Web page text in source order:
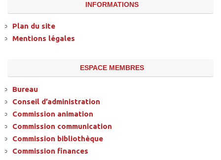
INFORMATIONS
Plan du site
Mentions légales
ESPACE MEMBRES
Bureau
Conseil d’administration
Commission animation
Commission communication
Commission bibliothèque
Commission finances